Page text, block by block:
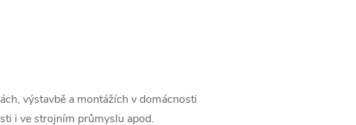
výstavbě a montážích v domácnosti
i ve strojním průmyslu apod.